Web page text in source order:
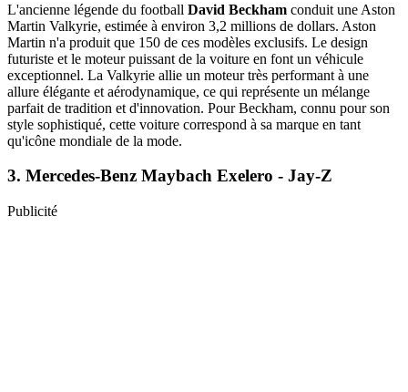
L'ancienne légende du football David Beckham conduit une Aston
Martin Valkyrie, estimée à environ 3,2 millions de dollars. Aston
Martin n'a produit que 150 de ces modèles exclusifs. Le design
futuriste et le moteur puissant de la voiture en font un véhicule
exceptionnel. La Valkyrie allie un moteur très performant à une
allure élégante et aérodynamique, ce qui représente un mélange
parfait de tradition et d'innovation. Pour Beckham, connu pour son
style sophistiqué, cette voiture correspond à sa marque en tant
qu'icône mondiale de la mode.
3. Mercedes-Benz Maybach Exelero - Jay-Z
Publicité